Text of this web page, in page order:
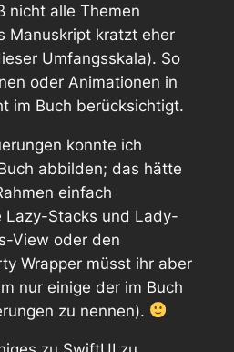
nicht alle Themen
Manuskript kratzt eher
Umfangsskala). So
oder Animationen in
im Buch berücksichtigt.
konnte ich
abbilden; das hätte
einfach
Lazy-Stacks und Lady-
View oder den
Wrapper müsst ihr aber
nur einige der im Buch
zu nennen).